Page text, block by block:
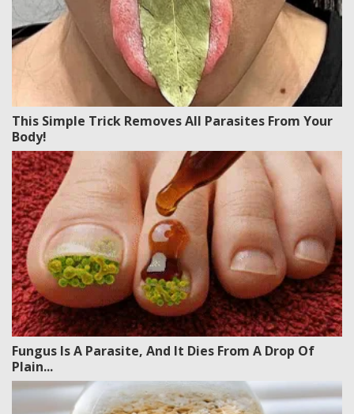
This Simple Trick Removes All Parasites From Your
Body!
Fungus Is A Parasite, And It Dies From A Drop Of
Plain...